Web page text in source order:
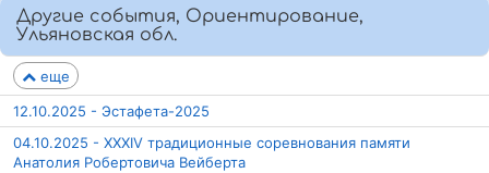
Другие события, Ориентирование,
Ульяновская обл.
еще
12.10.2025 - Эстафета-2025
04.10.2025 - XXXIV традиционные соревнования памяти
Анатолия Робертовича Вейберта